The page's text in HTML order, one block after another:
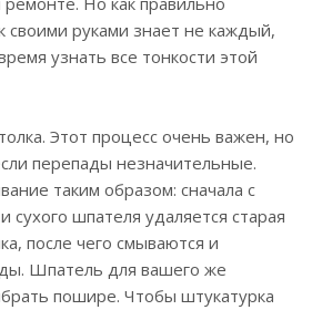
своими руками знает не каждый,
узнать все тонкости этой
Этот процесс очень важен, но
перепады незначительные.
таким образом: сначала с
шпателя удаляется старая
после чего смываются и
Шпатель для вашего же
пошире. Чтобы штукатурка